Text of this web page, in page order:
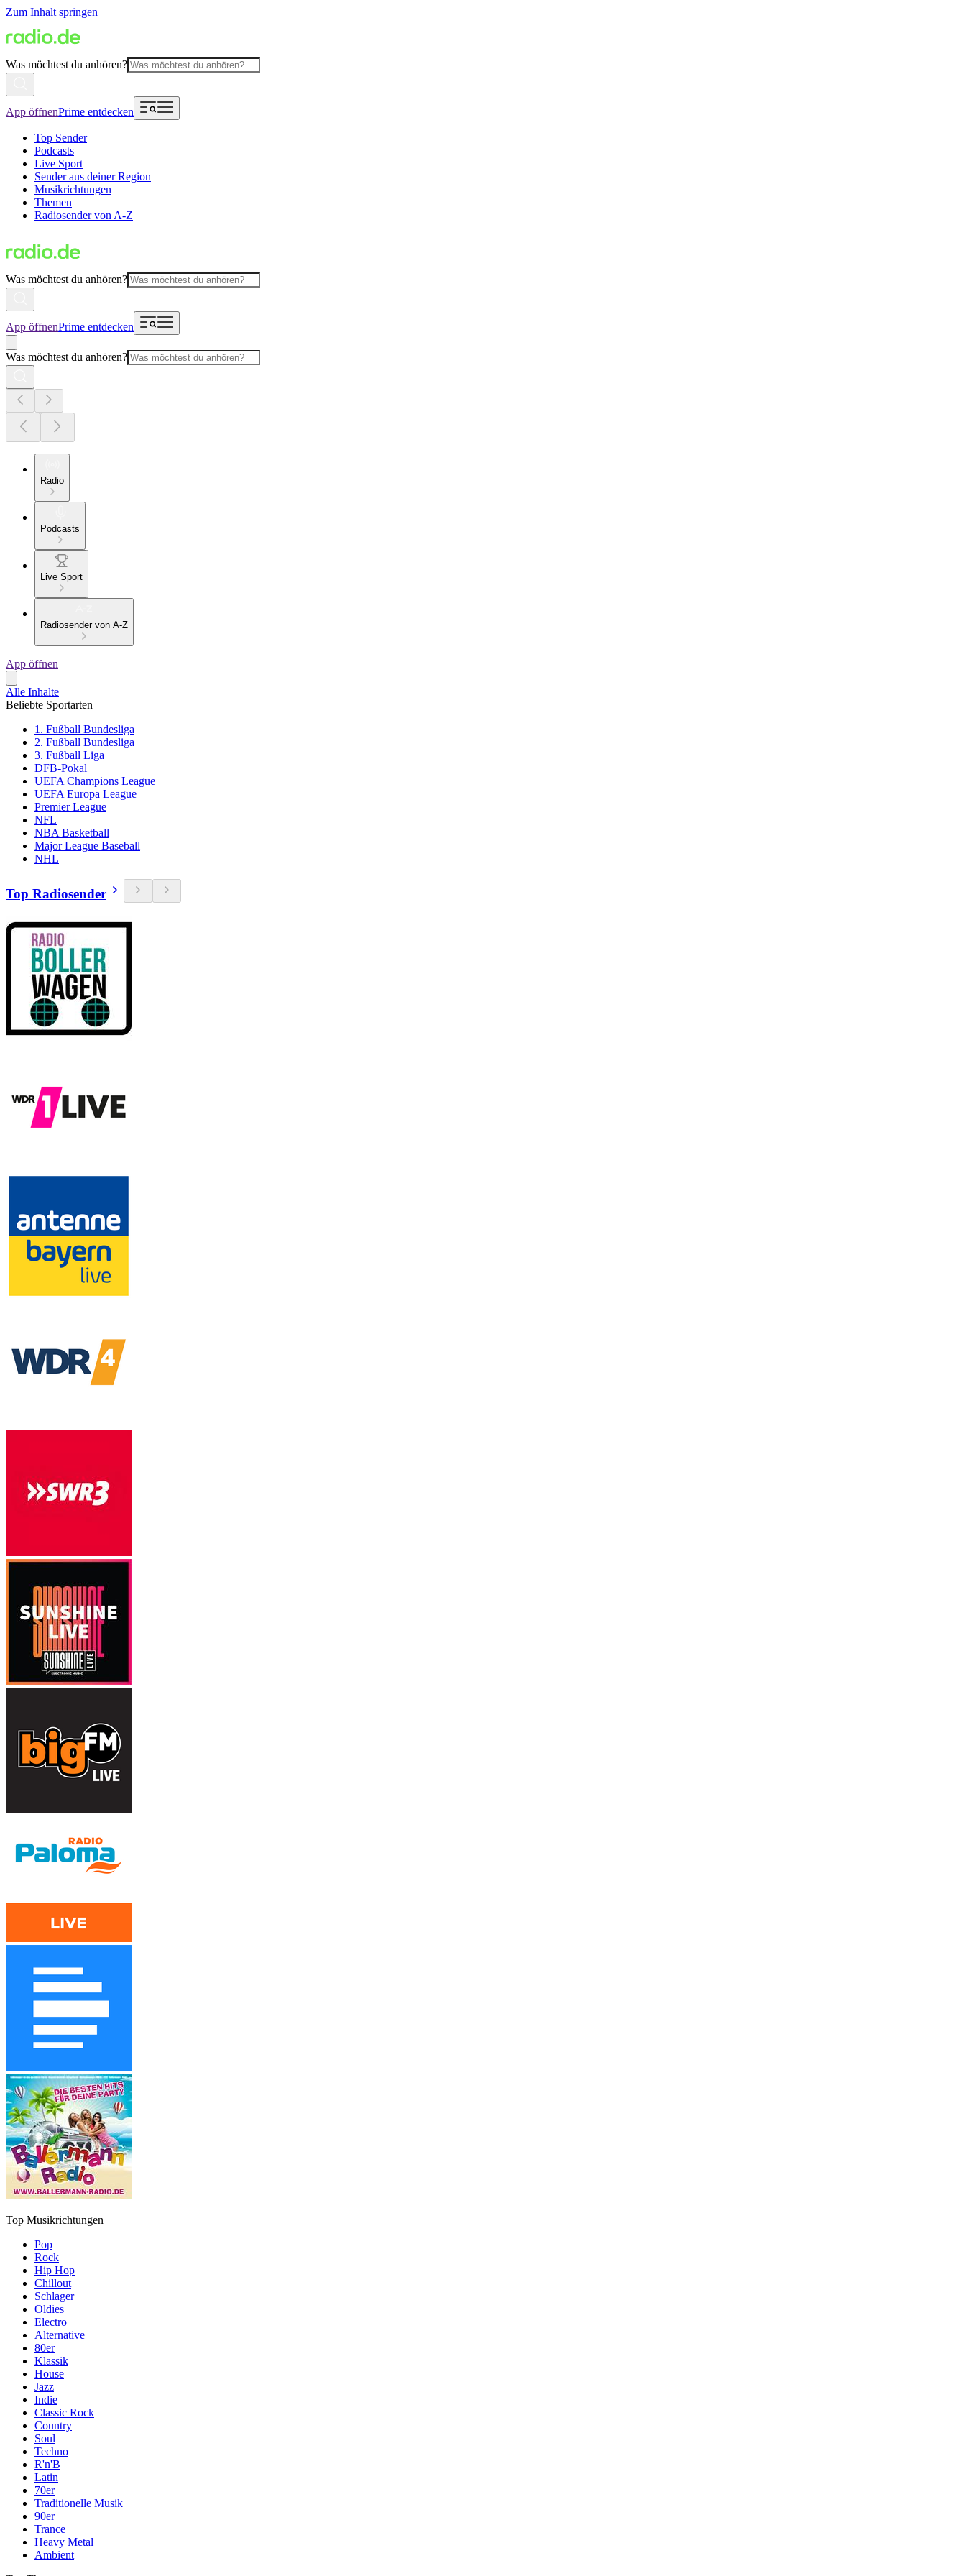
Zum Inhalt springen
Was möchtest du anhören?
App öffnenPrime entdecken
Top Sender
Podcasts
Live Sport
Sender aus deiner Region
Musikrichtungen
Themen
Radiosender von A-Z
Was möchtest du anhören?
App öffnenPrime entdecken
Was möchtest du anhören?
Radio
Podcasts
Live Sport
Radiosender von A-Z
App öffnen
Alle Inhalte
Beliebte Sportarten
1. Fußball Bundesliga
2. Fußball Bundesliga
3. Fußball Liga
DFB-Pokal
UEFA Champions League
UEFA Europa League
Premier League
NFL
NBA Basketball
Major League Baseball
NHL
Top Radiosender
Top Musikrichtungen
Pop
Rock
Hip Hop
Chillout
Schlager
Oldies
Electro
Alternative
80er
Klassik
House
Jazz
Indie
Classic Rock
Country
Soul
Techno
R'n'B
Latin
70er
Traditionelle Musik
90er
Trance
Heavy Metal
Ambient